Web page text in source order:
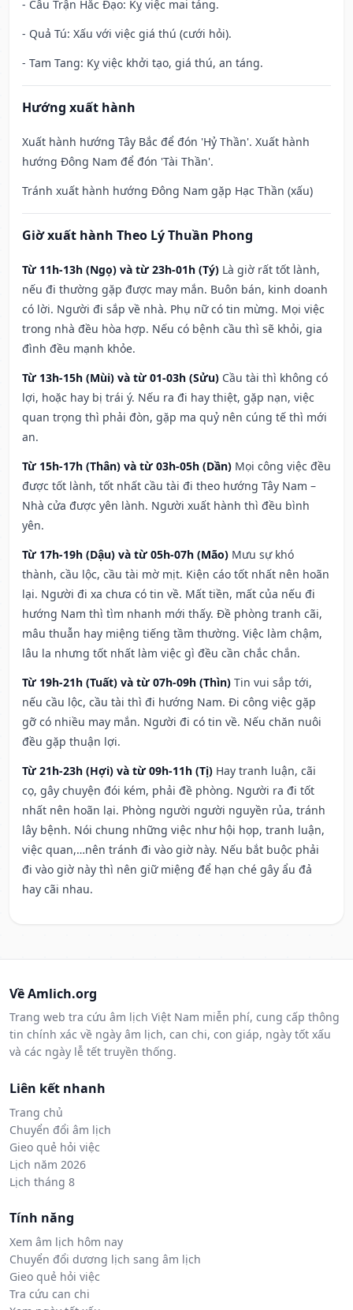
- Câu Trận Hắc Đạo: Kỵ việc mai táng.
- Quả Tú: Xấu với việc giá thú (cưới hỏi).
- Tam Tang: Kỵ việc khởi tạo, giá thú, an táng.
Hướng xuất hành
Xuất hành hướng Tây Bắc để đón 'Hỷ Thần'. Xuất hành
hướng Đông Nam để đón 'Tài Thần'.
Tránh xuất hành hướng Đông Nam gặp Hạc Thần (xấu)
Giờ xuất hành Theo Lý Thuần Phong
Từ 11h-13h (Ngọ) và từ 23h-01h (Tý) Là giờ rất tốt lành,
nếu đi thường gặp được may mắn. Buôn bán, kinh doanh
có lời. Người đi sắp về nhà. Phụ nữ có tin mừng. Mọi việc
trong nhà đều hòa hợp. Nếu có bệnh cầu thì sẽ khỏi, gia
đình đều mạnh khỏe.
Từ 13h-15h (Mùi) và từ 01-03h (Sửu) Cầu tài thì không có
lợi, hoặc hay bị trái ý. Nếu ra đi hay thiệt, gặp nạn, việc
quan trọng thì phải đòn, gặp ma quỷ nên cúng tế thì mới
an.
Từ 15h-17h (Thân) và từ 03h-05h (Dần) Mọi công việc đều
được tốt lành, tốt nhất cầu tài đi theo hướng Tây Nam –
Nhà cửa được yên lành. Người xuất hành thì đều bình
yên.
Từ 17h-19h (Dậu) và từ 05h-07h (Mão) Mưu sự khó
thành, cầu lộc, cầu tài mờ mịt. Kiện cáo tốt nhất nên hoãn
lại. Người đi xa chưa có tin về. Mất tiền, mất của nếu đi
hướng Nam thì tìm nhanh mới thấy. Đề phòng tranh cãi,
mâu thuẫn hay miệng tiếng tầm thường. Việc làm chậm,
lâu la nhưng tốt nhất làm việc gì đều cần chắc chắn.
Từ 19h-21h (Tuất) và từ 07h-09h (Thìn) Tin vui sắp tới,
nếu cầu lộc, cầu tài thì đi hướng Nam. Đi công việc gặp
gỡ có nhiều may mắn. Người đi có tin về. Nếu chăn nuôi
đều gặp thuận lợi.
Từ 21h-23h (Hợi) và từ 09h-11h (Tị) Hay tranh luận, cãi
cọ, gây chuyện đói kém, phải đề phòng. Người ra đi tốt
nhất nên hoãn lại. Phòng người người nguyền rủa, tránh
lây bệnh. Nói chung những việc như hội họp, tranh luận,
việc quan,…nên tránh đi vào giờ này. Nếu bắt buộc phải
đi vào giờ này thì nên giữ miệng để hạn ché gây ẩu đả
hay cãi nhau.
Về Amlich.org
Trang web tra cứu âm lịch Việt Nam miễn phí, cung cấp thông
tin chính xác về ngày âm lịch, can chi, con giáp, ngày tốt xấu
và các ngày lễ tết truyền thống.
Liên kết nhanh
Trang chủ
Chuyển đổi âm lịch
Gieo quẻ hỏi việc
Lịch năm 2026
Lịch tháng 8
Tính năng
Xem âm lịch hôm nay
Chuyển đổi dương lịch sang âm lịch
Gieo quẻ hỏi việc
Tra cứu can chi